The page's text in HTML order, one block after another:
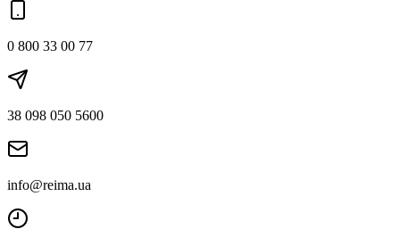
0 800 33 00 77
38 098 050 5600
info@reima.ua